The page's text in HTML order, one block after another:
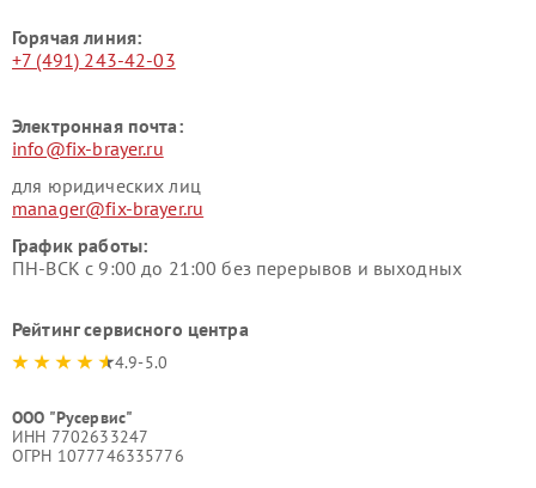
Горячая линия:
+7 (491) 243-42-03
Электронная почта:
info@fix-brayer.ru
для юридических лиц
manager@fix-brayer.ru
График работы:
ПН-ВСК с 9:00 до 21:00 без перерывов и выходных
Рейтинг сервисного центра
4.9-5.0
ООО "Русервис"
ИНН 7702633247
ОГРН 1077746335776